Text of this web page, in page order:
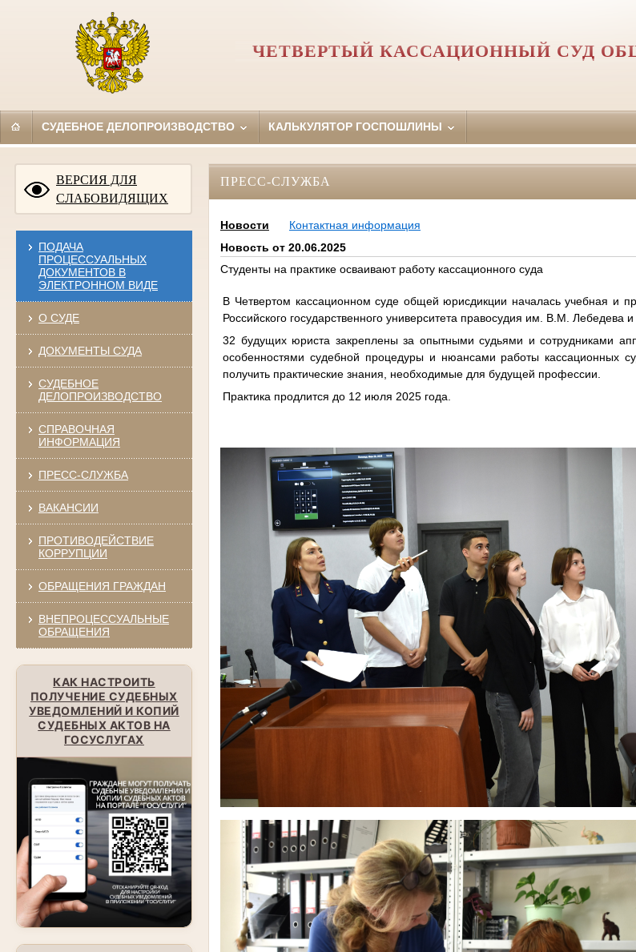
ЧЕТВЕРТЫЙ КАССАЦИОННЫЙ СУД
СУДЕБНОЕ ДЕЛОПРОИЗВОДСТВО КАЛЬКУЛЯТОР ГОСПОШЛИНЫ
ВЕРСИЯ ДЛЯ
СЛАБОВИДЯЩИХ
ПОДАЧА
ПРОЦЕССУАЛЬНЫХ
ДОКУМЕНТОВ В
ЭЛЕКТРОННОМ ВИДЕ
О СУДЕ
ДОКУМЕНТЫ СУДА
СУДЕБНОЕ
ДЕЛОПРОИЗВОДСТВО
СПРАВОЧНАЯ
ИНФОРМАЦИЯ
ПРЕСС-СЛУЖБА
ВАКАНСИИ
ПРОТИВОДЕЙСТВИЕ
КОРРУПЦИИ
ОБРАЩЕНИЯ ГРАЖДАН
ВНЕПРОЦЕССУАЛЬНЫЕ
ОБРАЩЕНИЯ
КАК НАСТРОИТЬ
ПОЛУЧЕНИЕ СУДЕБНЫХ
УВЕДОМЛЕНИЙ И КОПИЙ
СУДЕБНЫХ АКТОВ НА
ГОСУСЛУГАХ
ПРЕСС-СЛУЖБА
Новости
Контактная информация
Новость от 20.06.2025
Студенты на практике осваивают работу кассационного суда
В Четвертом кассационном суде общей юрисдикции началась учебная и
Российского государственного университета правосудия им. В.М. Лебедева
32 будущих юриста закреплены за опытными судьями и сотрудниками
особенностями судебной процедуры и нюансами работы кассационных
получить практические знания, необходимые для будущей профессии.
Практика продлится до 12 июля 2025 года.